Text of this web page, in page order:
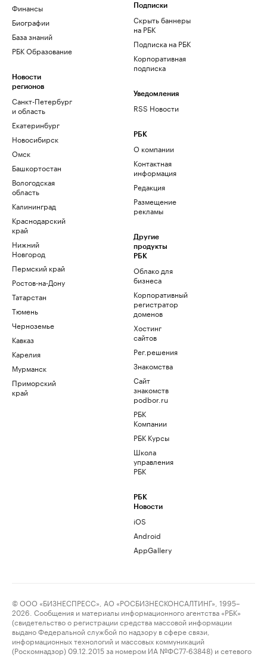
Финансы
Биографии
База знаний
РБК Образование
Новости
регионов
Санкт-Петербург
и область
Екатеринбург
Новосибирск
Омск
Башкортостан
Вологодская
область
Калининград
Краснодарский
край
Нижний
Новгород
Пермский край
Ростов-на-Дону
Татарстан
Тюмень
Черноземье
Кавказ
Карелия
Мурманск
Приморский
край
Подписки
Скрыть баннеры
на РБК
Подписка на РБК
Корпоративная
подписка
Уведомления
RSS Новости
РБК
О компании
Контактная
информация
Редакция
Размещение
рекламы
Другие
продукты
РБК
Облако для
бизнеса
Корпоративный
регистратор
доменов
Хостинг
сайтов
Рег.решения
Знакомства
Сайт
знакомств
podbor.ru
РБК
Компании
РБК Курсы
Школа
управления
РБК
РБК
Новости
iOS
Android
AppGallery
© ООО «БИЗНЕСПРЕСС», АО «РОСБИЗНЕСКОНСАЛТИНГ», 1995–
2026. Сообщения и материалы информационного агентства «РБК»
(свидетельство о регистрации средства массовой информации
выдано Федеральной службой по надзору в сфере связи,
информационных технологий и массовых коммуникаций
(Роскомнадзор) 09.12.2015 за номером ИА №ФС77-63848) и сетевого